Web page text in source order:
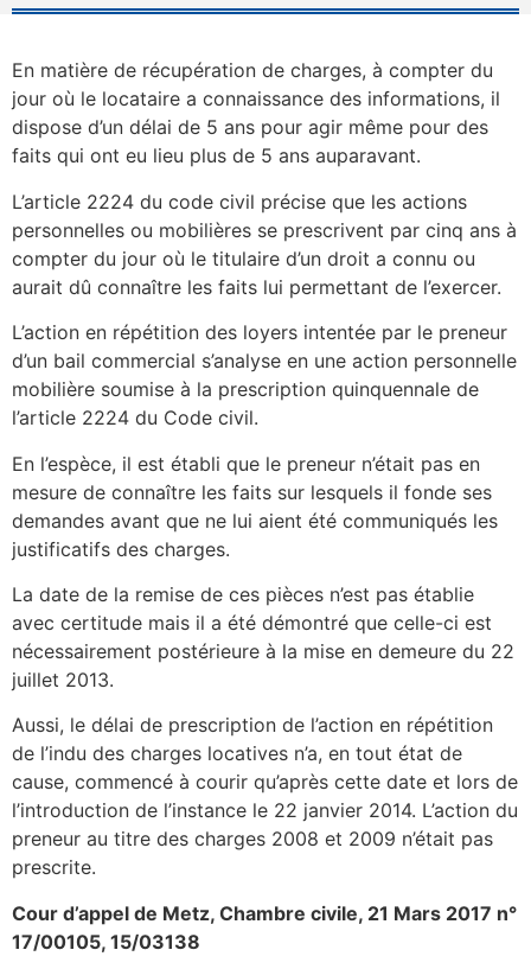
En matière de récupération de charges, à compter du
jour où le locataire a connaissance des informations, il
dispose d’un délai de 5 ans pour agir même pour des
faits qui ont eu lieu plus de 5 ans auparavant.
L’article 2224 du code civil précise que les actions
personnelles ou mobilières se prescrivent par cinq ans à
compter du jour où le titulaire d’un droit a connu ou
aurait dû connaître les faits lui permettant de l’exercer.
L’action en répétition des loyers intentée par le preneur
d’un bail commercial s’analyse en une action personnelle
mobilière soumise à la prescription quinquennale de
l’article 2224 du Code civil.
En l’espèce, il est établi que le preneur n’était pas en
mesure de connaître les faits sur lesquels il fonde ses
demandes avant que ne lui aient été communiqués les
justificatifs des charges.
La date de la remise de ces pièces n’est pas établie
avec certitude mais il a été démontré que celle-ci est
nécessairement postérieure à la mise en demeure du 22
juillet 2013.
Aussi, le délai de prescription de l’action en répétition
de l’indu des charges locatives n’a, en tout état de
cause, commencé à courir qu’après cette date et lors de
l’introduction de l’instance le 22 janvier 2014. L’action du
preneur au titre des charges 2008 et 2009 n’était pas
prescrite.
Cour d’appel de Metz, Chambre civile, 21 Mars 2017 n°
17/00105, 15/03138